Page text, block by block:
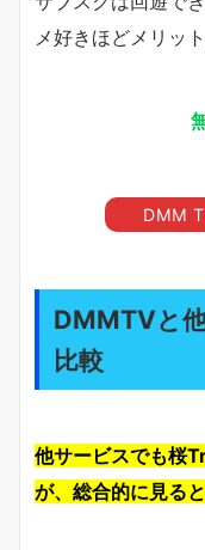
メ好きほどメリッ
DMM
DMMTVと
比較
他サービスでも桜
が、総合的に見る